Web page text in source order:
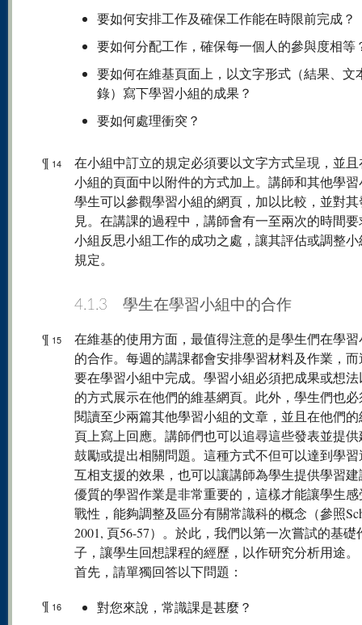
要如何安排工作及確保工作能在時限前完成？
要如何分配工作，確保每一個人的參與度相等
要如何在維基頁面上，以文字形式（結果、文
錄）寫下學習小組的成果？
要如何處理衝突？
¶ 14
在小組中訂立的規定必須要以文字方式呈現，並
小組的頁面中以附件的方式加上。講師和其他學
學生可以參觀學習小組的網頁，加以比較，並對
見。在講課的過程中，講師會有一至兩次的時間
小組反思小組工作的成功之處，讓其評估或調整
規定。
4.1.3 學生在學習小組中的合作
¶ 15
在維基的使用方面，最值得注意的是學生們在學
的合作。每週的講課都會安排學習材料及作業，
要在學習小組中完成。學習小組必須把成果或想
的方式展示在他們的維基網頁。此外，學生們也
閱讀至少兩篇其他學習小組的文章，並且在他們
頁上寫上回應。講師們也可以追尋這些發表並提
鼓勵或提出相關問題。這種方式不但可以達到學
互相支援的效果，也可以讓講師為學生提供學習建
優質的學習作業是非常重要的，這樣才能讓學生
戰性，能夠調整及區分有關常識科的概念（參照
2001, 頁56-57）。於此，我們以第一次嘗試的基礎
子，讓學生回想課程的經歷，以作研究分析用途。
首先，請單獨回答以下問題：
¶ 16
對您來說，常識課是甚麼？